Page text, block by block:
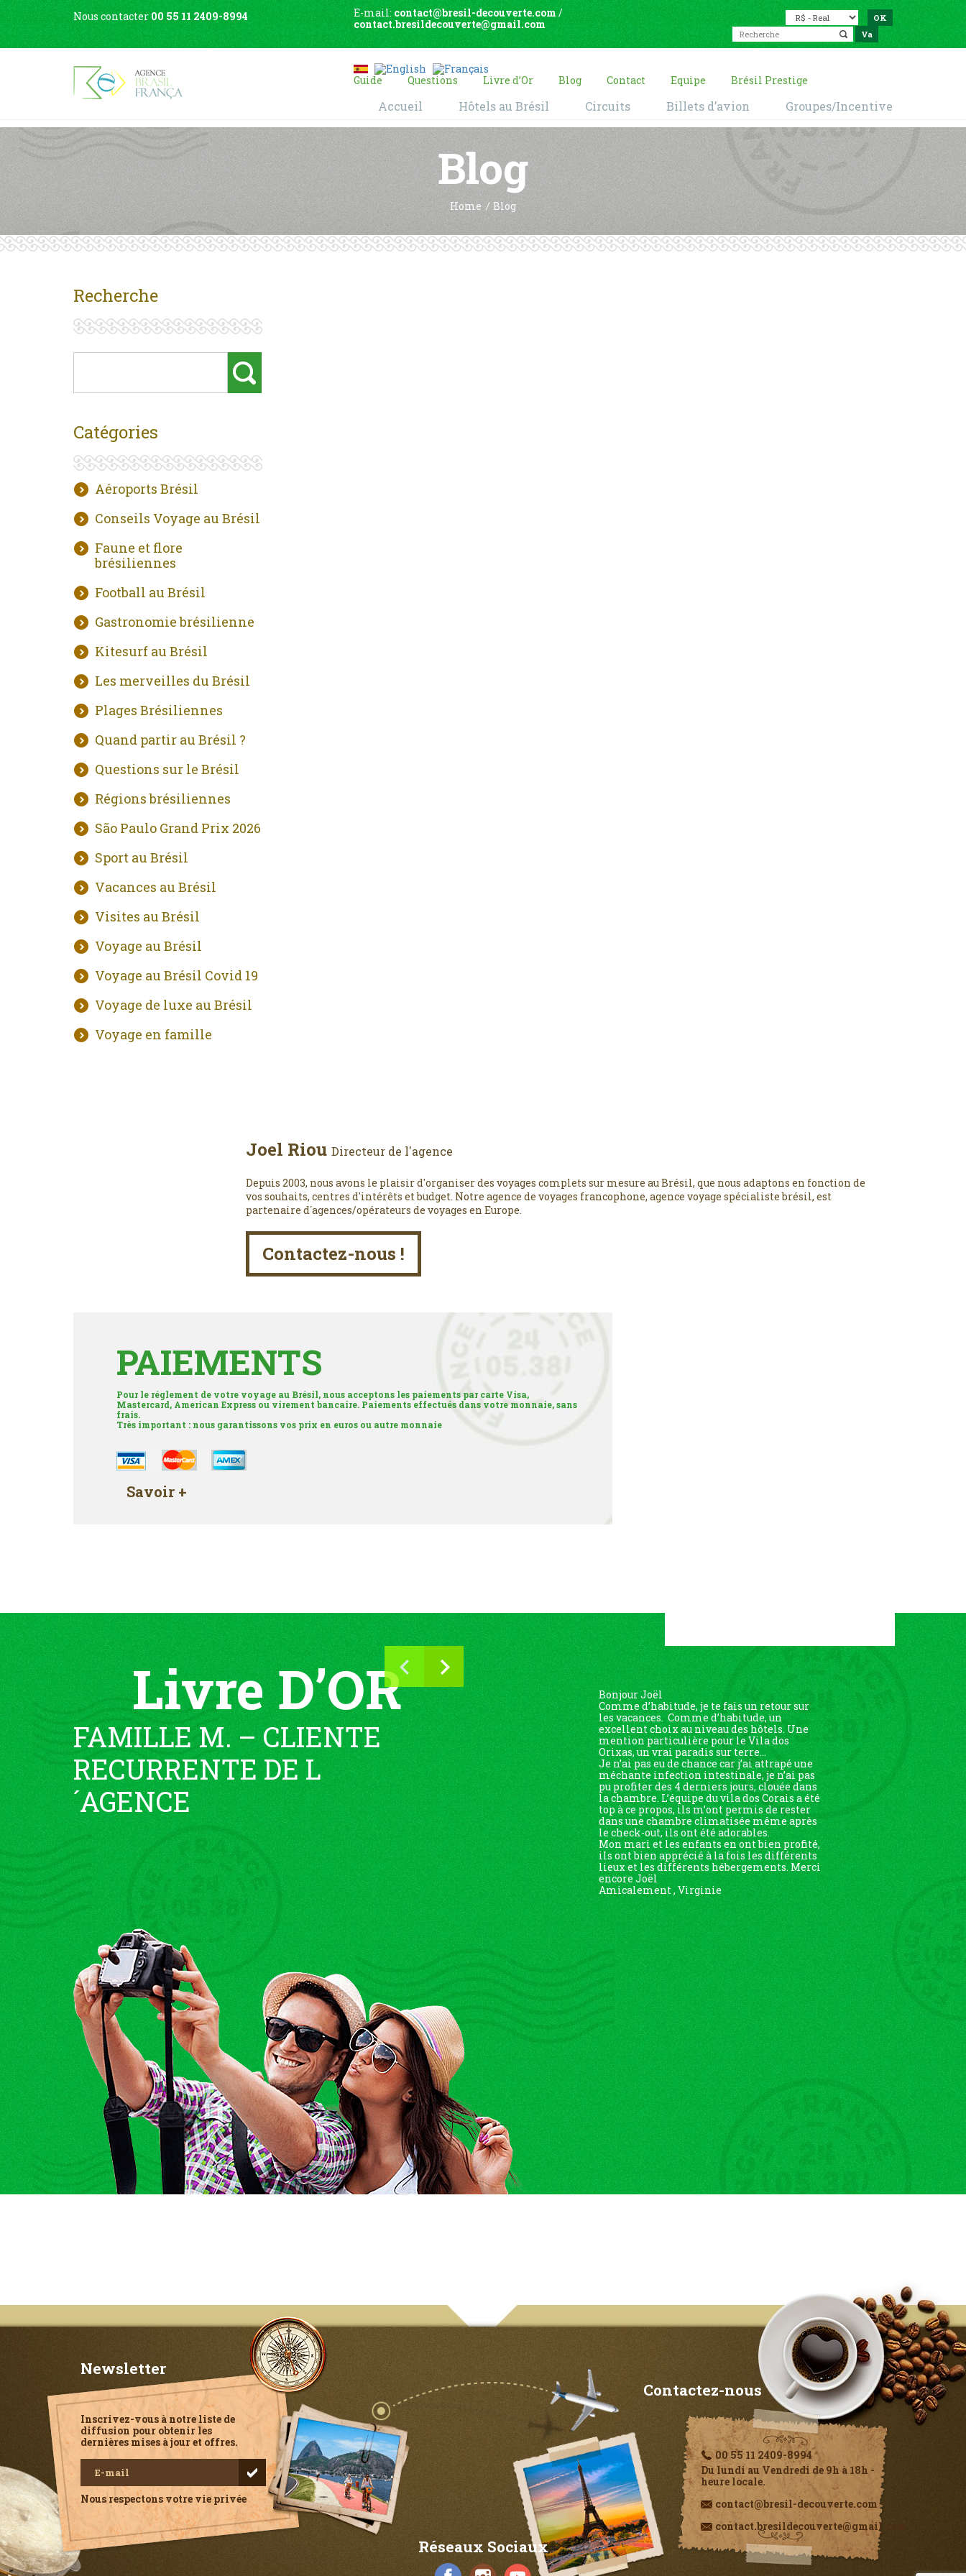
Nous contacter 00 55 11 2409-8994 E-mail: contact@bresil-decouverte.com /
contact.bresildecouverte@gmail.com
Guide Questions Livre d’Or Blog Contact Equipe Brésil Prestige
Accueil Hôtels au Brésil Circuits Billets d’avion Groupes/Incentive
Blog
Home Blog
Recherche
Catégories
Aéroports Brésil
Conseils Voyage au Brésil
Faune et flore
brésiliennes
Football au Brésil
Gastronomie brésilienne
Kitesurf au Brésil
Les merveilles du Brésil
Plages Brésiliennes
Quand partir au Brésil ?
Questions sur le Brésil
Régions brésiliennes
São Paulo Grand Prix 2026
Sport au Brésil
Vacances au Brésil
Visites au Brésil
Voyage au Brésil
Voyage au Brésil Covid 19
Voyage de luxe au Brésil
Voyage en famille
Joel Riou Directeur de l'agence
Depuis 2003, nous avons le plaisir d'organiser des voyages complets sur mesure au Brésil, que nous adaptons en fonction de
vos souhaits, centres d'intérêts et budget. Notre agence de voyages francophone, agence voyage spécialiste brésil, est
partenaire d´agences/opérateurs de voyages en Europe.
Contactez-nous !
PAIEMENTS
Pour le réglement de votre voyage au Brésil, nous acceptons les paiements par carte Visa,
Mastercard, American Express ou virement bancaire. Paiements effectués dans votre monnaie, sans
frais.
Très important : nous garantissons vos prix en euros ou autre monnaie
Savoir +
Livre D’OR
FAMILLE M. – CLIENTE
RECURRENTE DE L
´AGENCE
Bonjour Joël
Comme d’habitude, je te fais un retour sur
les vacances. Comme d’habitude, un
excellent choix au niveau des hôtels. Une
mention particulière pour le Vila dos
Orixas, un vrai paradis sur terre…
Je n’ai pas eu de chance car j’ai attrapé une
méchante infection intestinale, je n’ai pas
pu profiter des 4 derniers jours, clouée dans
la chambre. L’équipe du vila dos Corais a été
top à ce propos, ils m’ont permis de rester
dans une chambre climatisée même après
le check-out, ils ont été adorables.
Mon mari et les enfants en ont bien profité,
ils ont bien apprécié à la fois les différents
lieux et les différents hébergements. Merci
encore Joël
Amicalement , Virginie
Newsletter
Inscrivez-vous à notre liste de
diffusion pour obtenir les
dernières mises à jour et offres.
Nous respectons votre vie privée
Contactez-nous
00 55 11 2409-8994
Du lundi au Vendredi de 9h à 18h -
heure locale.
contact@bresil-decouverte.com
contact.bresildecouverte@gmail.com
Réseaux Sociaux